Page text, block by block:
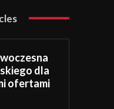
dla
ofertami